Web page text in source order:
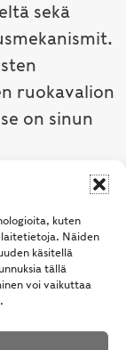
kuten
Näiden
käsitellä
tällä
voi vaikuttaa
sekä
ruokavalion
on sinun